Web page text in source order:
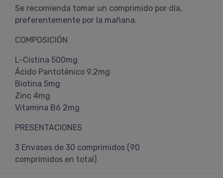
Se recomienda tomar un comprimido por día,
preferentemente por la mañana.
COMPOSICIÓN
L-Cistina 500mg
Ácido Pantoténico 9,2mg
Biotina 5mg
Zinc 4mg
Vitamina B6 2mg
PRESENTACIONES
3 Envases de 30 comprimidos (90
comprimidos en total)